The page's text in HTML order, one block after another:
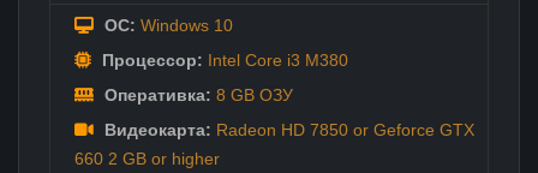
ОС: Windows 10
Процессор: Intel Core i3 M380
Оперативка: 8 GB ОЗУ
Видеокарта: Radeon HD 7850 or Geforce GTX
660 2 GB or higher